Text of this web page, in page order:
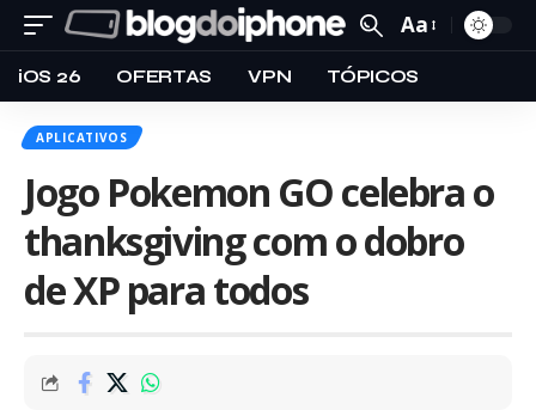
Aa
iOS 26 OFERTAS VPN TÓPICOS
APLICATIVOS
Jogo Pokemon GO celebra o
thanksgiving com o dobro
de XP para todos